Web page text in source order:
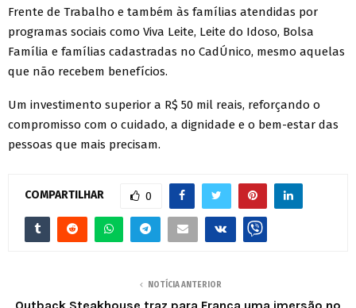
Frente de Trabalho e também às famílias atendidas por
programas sociais como Viva Leite, Leite do Idoso, Bolsa
Família e famílias cadastradas no CadÚnico, mesmo aquelas
que não recebem benefícios.
Um investimento superior a R$ 50 mil reais, reforçando o
compromisso com o cuidado, a dignidade e o bem-estar das
pessoas que mais precisam.
COMPARTILHAR 0
NOTÍCIA ANTERIOR
Outback Steakhouse traz para Franca uma imersão no